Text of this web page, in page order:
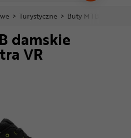
informacje
Stopka
strony
> Turystyczne > Buty MTB damskie
damskie
VR